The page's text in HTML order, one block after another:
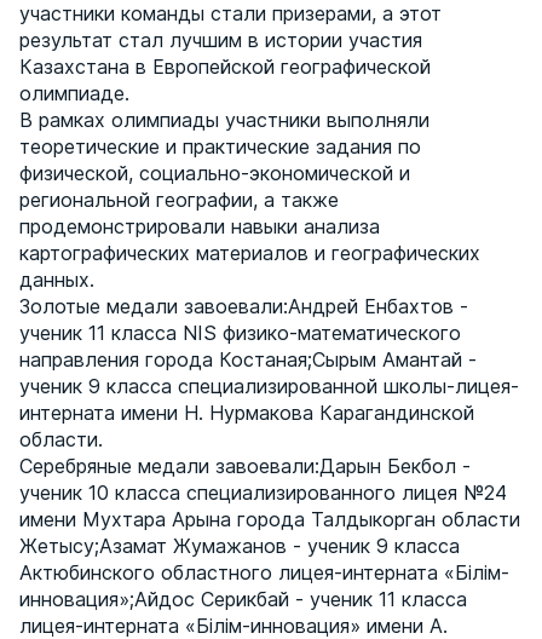
участники команды стали призерами, а этот
результат стал лучшим в истории участия
Казахстана в Европейской географической
олимпиаде.
В рамках олимпиады участники выполняли
теоретические и практические задания по
физической, социально-экономической и
региональной географии, а также
продемонстрировали навыки анализа
картографических материалов и географических
данных.
Золотые медали завоевали:Андрей Енбахтов -
ученик 11 класса NIS физико-математического
направления города Костаная;Сырым Амантай -
ученик 9 класса специализированной школы-лицея-
интерната имени Н. Нурмакова Карагандинской
области.
Серебряные медали завоевали:Дарын Бекбол -
ученик 10 класса специализированного лицея №24
имени Мухтара Арына города Талдыкорган области
Жетысу;Азамат Жумажанов - ученик 9 класса
Актюбинского областного лицея-интерната «Білім-
инновация»;Айдос Серикбай - ученик 11 класса
лицея-интерната «Білім-инновация» имени А.